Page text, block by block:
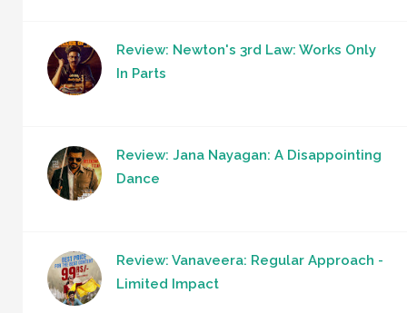
Review: Newton's 3rd Law: Works Only
In Parts
Review: Jana Nayagan: A Disappointing
Dance
Review: Vanaveera: Regular Approach -
Limited Impact